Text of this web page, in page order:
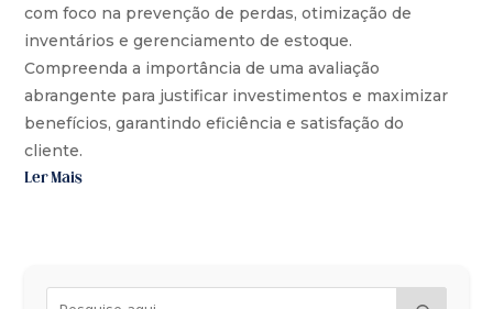
com foco na prevenção de perdas, otimização de
inventários e gerenciamento de estoque.
Compreenda a importância de uma avaliação
abrangente para justificar investimentos e maximizar
benefícios, garantindo eficiência e satisfação do
cliente.
Ler Mais